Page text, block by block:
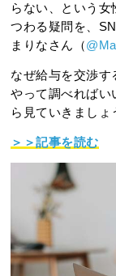
らない、という女
つわる疑問を、
まりなさん（
なぜ給与を交渉す
やって調べればい
ら見ていきましょ
＞＞記事を読む